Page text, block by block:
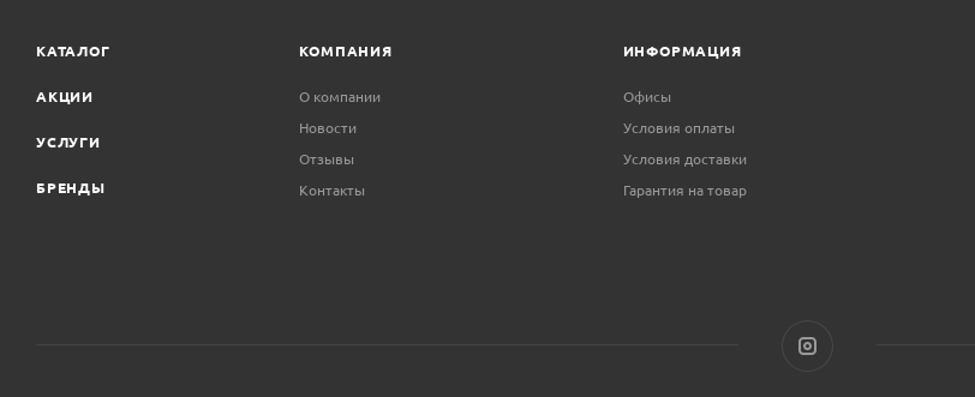
КАТАЛОГ
АКЦИИ
УСЛУГИ
БРЕНДЫ
КОМПАНИЯ
О компании
Новости
Отзывы
Контакты
ИНФОРМАЦИЯ
Офисы
Условия оплаты
Условия доставки
Гарантия на товар